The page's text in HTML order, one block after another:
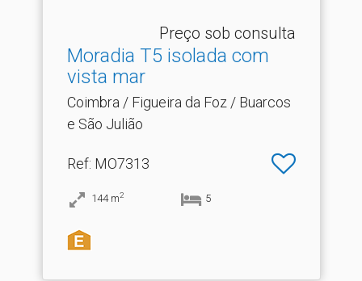
Preço sob consulta
Moradia T5 isolada com
vista mar
Coimbra / Figueira da Foz / Buarcos
e São Julião
Ref: MO7313
144 m2 5